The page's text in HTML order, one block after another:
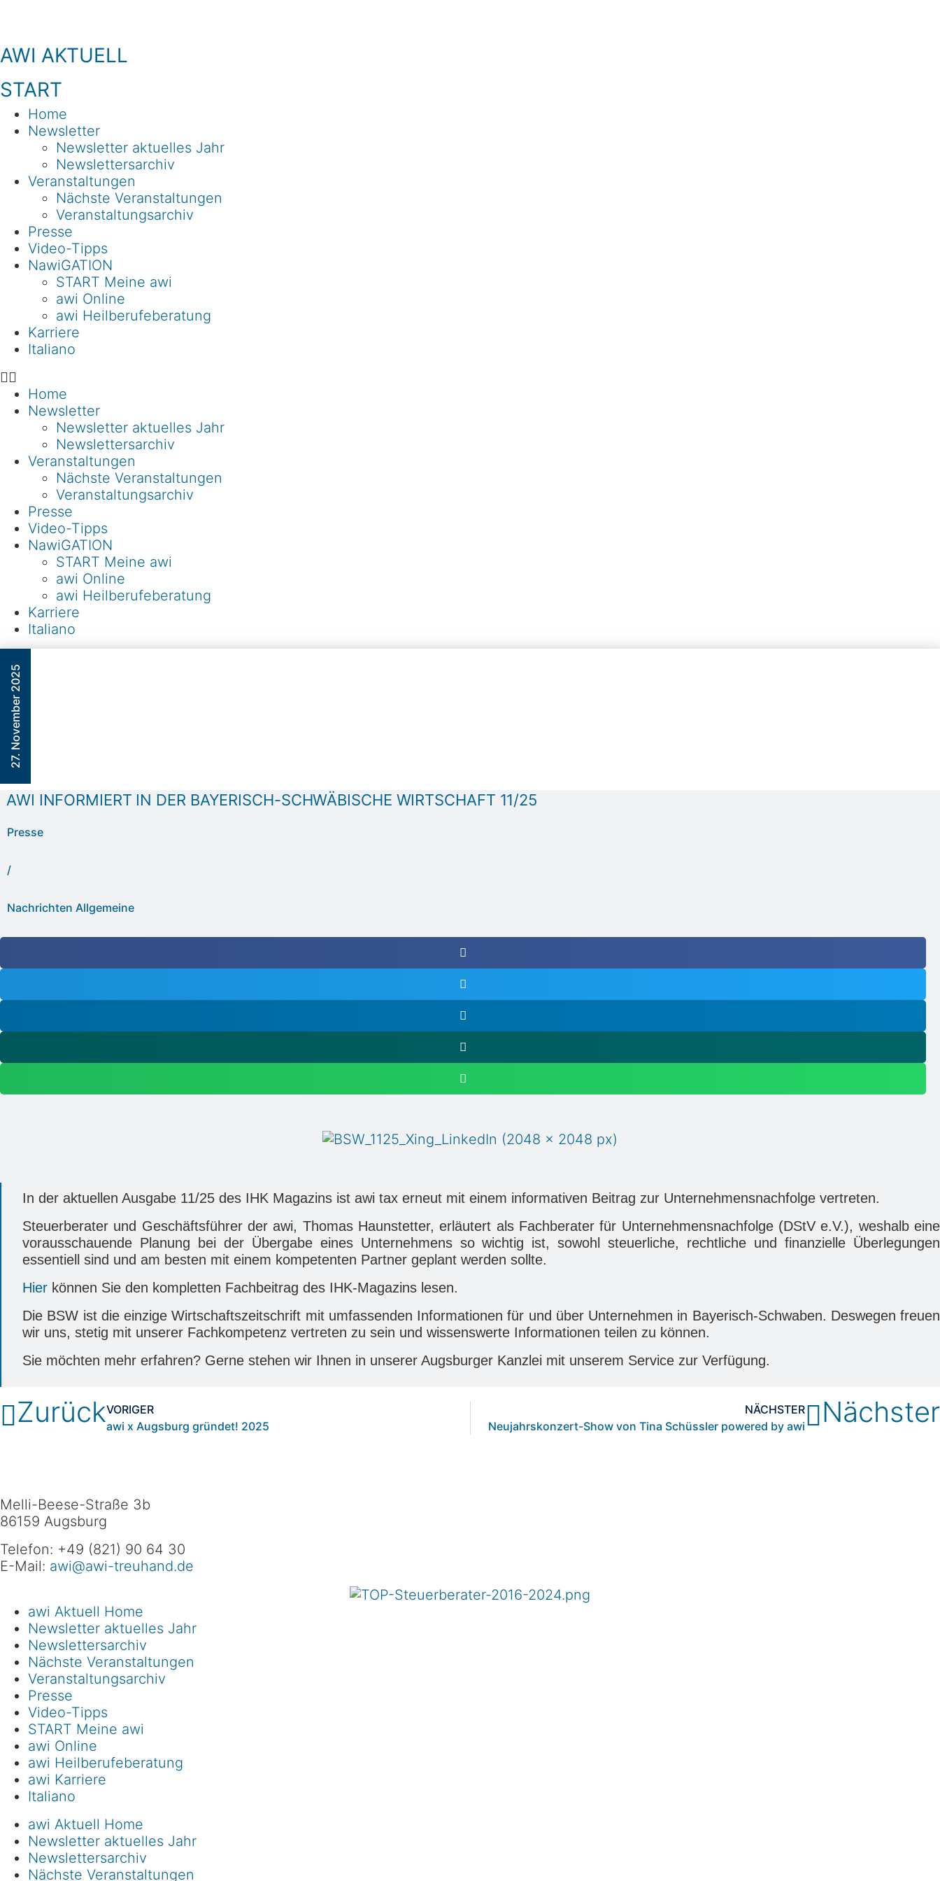
AWI AKTUELL
START
Home
Newsletter
Newsletter aktuelles Jahr
Newslettersarchiv
Veranstaltungen
Nächste Veranstaltungen
Veranstaltungsarchiv
Presse
Video-Tipps
NawiGATION
START Meine awi
awi Online
awi Heilberufeberatung
Karriere
Italiano
Home
Newsletter
Newsletter aktuelles Jahr
Newslettersarchiv
Veranstaltungen
Nächste Veranstaltungen
Veranstaltungsarchiv
Presse
Video-Tipps
NawiGATION
START Meine awi
awi Online
awi Heilberufeberatung
Karriere
Italiano
27. November 2025
AWI INFORMIERT IN DER BAYERISCH-SCHWÄBISCHE WIRTSCHAFT 11/25
Presse
/
Nachrichten Allgemeine
In der aktuellen Ausgabe 11/25 des IHK Magazins ist awi tax erneut mit einem informativen Beitrag zur Unternehmensnachfolge vertreten.
Steuerberater und Geschäftsführer der awi, Thomas Haunstetter, erläutert als Fachberater für Unternehmensnachfolge (DStV e.V.), weshalb eine
vorausschauende Planung bei der Übergabe eines Unternehmens so wichtig ist, sowohl steuerliche, rechtliche und finanzielle Überlegungen
essentiell sind und am besten mit einem kompetenten Partner geplant werden sollte.
Hier können Sie den kompletten Fachbeitrag des IHK-Magazins lesen.
Die BSW ist die einzige Wirtschaftszeitschrift mit umfassenden Informationen für und über Unternehmen in Bayerisch-Schwaben. Deswegen freuen
wir uns, stetig mit unserer Fachkompetenz vertreten zu sein und wissenswerte Informationen teilen zu können.
Sie möchten mehr erfahren? Gerne stehen wir Ihnen in unserer Augsburger Kanzlei mit unserem Service zur Verfügung.
ZurückVORIGER
awi x Augsburg gründet! 2025
NÄCHSTER
Neujahrskonzert-Show von Tina Schüssler powered by awi
Nächster
Melli-Beese-Straße 3b
86159 Augsburg
Telefon: +49 (821) 90 64 30
E-Mail: awi@awi-treuhand.de
awi Aktuell Home
Newsletter aktuelles Jahr
Newslettersarchiv
Nächste Veranstaltungen
Veranstaltungsarchiv
Presse
Video-Tipps
START Meine awi
awi Online
awi Heilberufeberatung
awi Karriere
Italiano
awi Aktuell Home
Newsletter aktuelles Jahr
Newslettersarchiv
Nächste Veranstaltungen